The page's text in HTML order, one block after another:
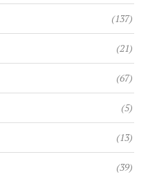
(137)
(21)
(67)
(5)
(13)
(39)